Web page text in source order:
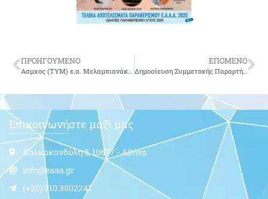
ΠΡΟΗΓΟΥΜΕΝΟ ΕΠΟΜΕΝΟ
Δημοσίευση Συμμετοχής Παραρτήματος σε Εκδηλώσεις (Ημέρα Εθνικής Μνήμης της Γενοκτονίας των Ελλήνων της Μικράς Ασίας από το Τουρκικό Κράτος)
Επικοινωνήστε μαζί μας
Χαλκοκονδύλη 5, 10677 - Αθήνα
info@eaaa.gr
(+30) 210.3802241